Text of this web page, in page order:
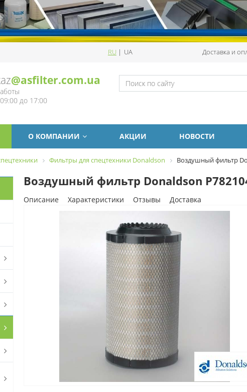
RU| UA Доставка и
@asfilter.com.ua
до 17:00
О КОМПАНИИ АКЦИИ НОВОСТИ
Фильтры для спецтехники Donaldson Воздушный фильтр
Воздушный фильтр Donaldson
Описание Характеристики Отзывы
Доставка